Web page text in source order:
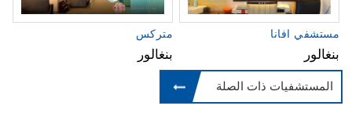
متركس
بنغالور
مستشفي افانا
بنغالور
المستشفيات ذات الصلة